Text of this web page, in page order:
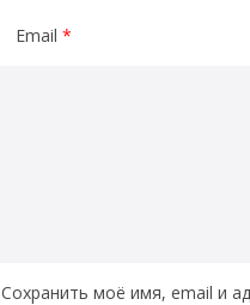
Email *
Сохранить моё имя, email и